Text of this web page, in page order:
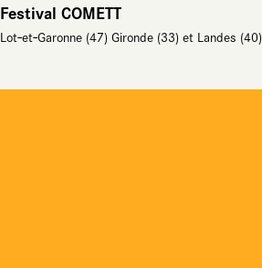
Festival COMETT
Lot‑et‑Garonne (47) Gironde (33) et Landes (40)